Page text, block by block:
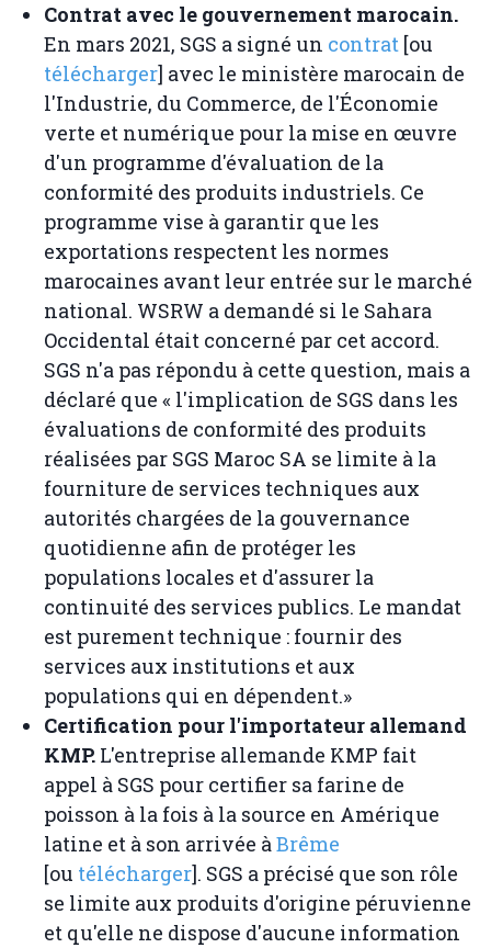
Contrat avec le gouvernement marocain.
En mars 2021, SGS a signé un contrat [ou
télécharger] avec le ministère marocain de
l'Industrie, du Commerce, de l'Économie
verte et numérique pour la mise en œuvre
d'un programme d'évaluation de la
conformité des produits industriels. Ce
programme vise à garantir que les
exportations respectent les normes
marocaines avant leur entrée sur le marché
national. WSRW a demandé si le Sahara
Occidental était concerné par cet accord.
SGS n'a pas répondu à cette question, mais a
déclaré que « l'implication de SGS dans les
évaluations de conformité des produits
réalisées par SGS Maroc SA se limite à la
fourniture de services techniques aux
autorités chargées de la gouvernance
quotidienne afin de protéger les
populations locales et d'assurer la
continuité des services publics. Le mandat
est purement technique : fournir des
services aux institutions et aux
populations qui en dépendent.»
Certification pour l'importateur allemand
KMP. L'entreprise allemande KMP fait
appel à SGS pour certifier sa farine de
poisson à la fois à la source en Amérique
latine et à son arrivée àBrême
[ou télécharger]. SGS a précisé que son rôle
se limite aux produits d'origine péruvienne
et qu'elle ne dispose d'aucune information